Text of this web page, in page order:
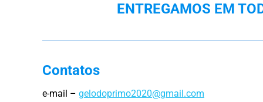
ENTREGAMOS EM
Contatos
e-mail – gelodoprimo2020@gmail.com